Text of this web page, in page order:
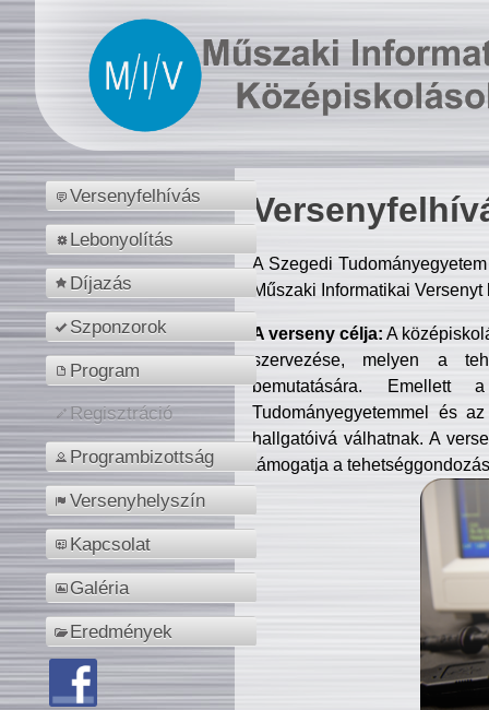
Versenyfelhívás
Lebonyolítás
Díjazás
Szponzorok
Program
Regisztráció
Programbizottság
Versenyhelyszín
Kapcsolat
Galéria
Eredmények
A Szegedi
Műszaki Informatikai
A verseny célja: A
szervezése, melyen a
bemutatására. Emellett
Tudományegyetemmel és
hallgatóivá válhatnak. A
támogatja a